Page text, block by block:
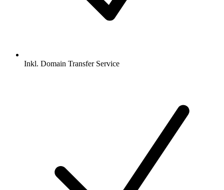
Inkl. Domain Transfer Service